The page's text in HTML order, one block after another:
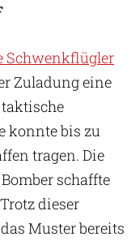
Schwenkflügler
Zuladung eine
taktische
konnte bis zu
tragen. Die
schaffte
dieser
Muster bereits